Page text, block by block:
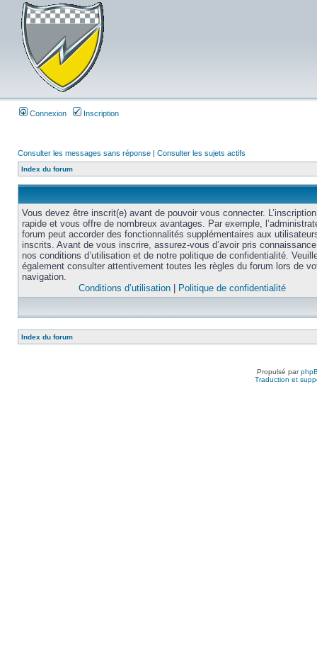
Connexion Inscription
Consulter les messages sans réponse | Consulter les sujets actifs
Index du forum
Vous devez être inscrit(e) avant de pouvoir vous connecter.
rapide et vous offre de nombreux avantages. Par exemple,
forum peut accorder des fonctionnalités supplémentaires aux
inscrits. Avant de vous inscrire, assurez-vous d’avoir pris
nos conditions d’utilisation et de notre politique de confidentialité.
également consulter attentivement toutes les règles du forum lors de
navigation.
Conditions d’utilisation
Politique de confidentialité
Index du forum
Propulsé par
Traduction et